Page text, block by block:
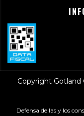
Copyright Gotland
Defensa de las y los